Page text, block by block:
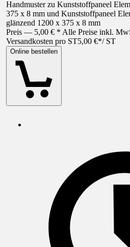
Handmuster zu Kunststoffpaneel
375 x 8 mm und Kunststoffpaneel
glänzend 1200 x 375 x 8 mm
Preis — 5,00 € * Alle Preise inkl.
Versandkosten pro ST5,00 €*/ ST
Online bestellen